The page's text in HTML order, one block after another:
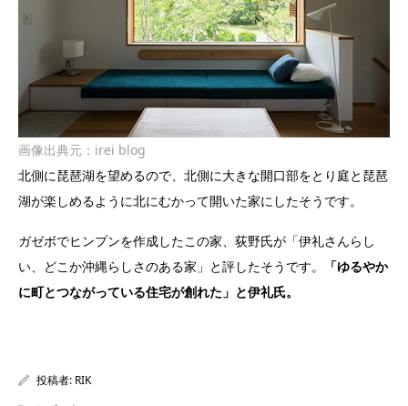
画像出典元： irei blog
北側に琵琶湖を望めるので、北側に大きな開口部をとり庭と琵琶
湖が楽しめるように北にむかって開いた家にしたそうです。
ガゼボでヒンプンを作成したこの家、荻野氏が「伊礼さんらし
い、どこか沖縄らしさのある家」と評したそうです。
「ゆるやか
に町とつながっている住宅が創れた」と伊礼氏。
投稿者: RIK